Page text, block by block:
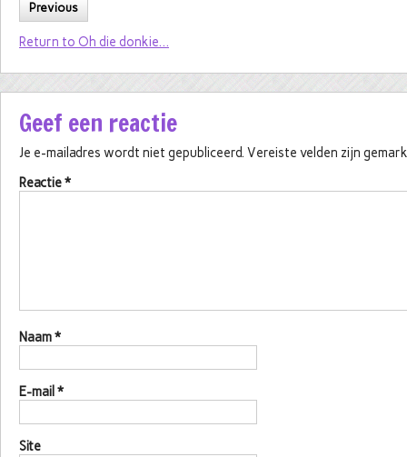
Previous
Return to Oh die donkie…
Geef een reactie
Je e-mailadres wordt niet gepubliceerd. Vereiste velden zijn
Reactie*
Naam*
E-mail *
Site